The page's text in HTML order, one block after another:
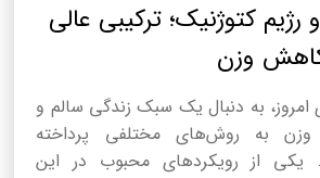
رژیم کتوژنیک؛ ترکیبی عالی
وزن
امروز، به دنبال یک سبک زندگی سالم و
به روش‌های مختلفی پرداخته
یکی از رویکردهای محبوب در این